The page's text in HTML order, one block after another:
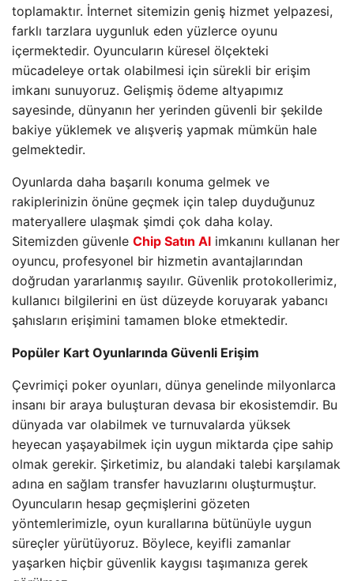
toplamaktır. İnternet sitemizin geniş hizmet yelpazesi,
farklı tarzlara uygunluk eden yüzlerce oyunu
içermektedir. Oyuncuların küresel ölçekteki
mücadeleye ortak olabilmesi için sürekli bir erişim
imkanı sunuyoruz. Gelişmiş ödeme altyapımız
sayesinde, dünyanın her yerinden güvenli bir şekilde
bakiye yüklemek ve alışveriş yapmak mümkün hale
gelmektedir.
Oyunlarda daha başarılı konuma gelmek ve
rakiplerinizin önüne geçmek için talep duyduğunuz
materyallere ulaşmak şimdi çok daha kolay.
Sitemizden güvenle Chip Satın Al imkanını kullanan her
oyuncu, profesyonel bir hizmetin avantajlarından
doğrudan yararlanmış sayılır. Güvenlik protokollerimiz,
kullanıcı bilgilerini en üst düzeyde koruyarak yabancı
şahısların erişimini tamamen bloke etmektedir.
Popüler Kart Oyunlarında Güvenli Erişim
Çevrimiçi poker oyunları, dünya genelinde milyonlarca
insanı bir araya buluşturan devasa bir ekosistemdir. Bu
dünyada var olabilmek ve turnuvalarda yüksek
heyecan yaşayabilmek için uygun miktarda çipe sahip
olmak gerekir. Şirketimiz, bu alandaki talebi karşılamak
adına en sağlam transfer havuzlarını oluşturmuştur.
Oyuncuların hesap geçmişlerini gözeten
yöntemlerimizle, oyun kurallarına bütünüyle uygun
süreçler yürütüyoruz. Böylece, keyifli zamanlar
yaşarken hiçbir güvenlik kaygısı taşımanıza gerek